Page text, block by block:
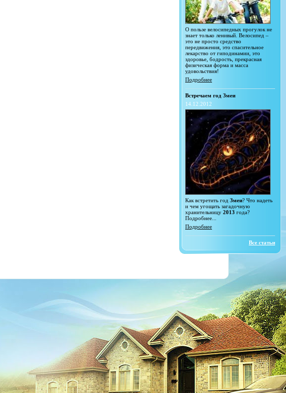
О пользе велосипедных прогулок не
знает только ленивый. Велосипед –
это не просто средство
передвижения, это спасительное
лекарство от гиподинамии, это
здоровье, бодрость, прекрасная
физическая форма и масса
удовольствия!
Подробнее
Встречаем год Змеи
14.12.2012
Как встретить год Змеи? Что надеть
и чем угощать загадочную
хранительницу 2013 года?
Подробнее...
Подробнее
Все статьи